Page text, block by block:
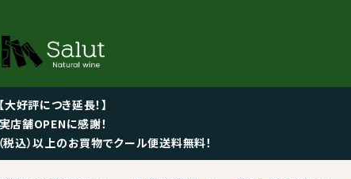
【大好評につき延長！】
実店舗OPENに感謝！
込）以上のお買物でクール便送料無料！